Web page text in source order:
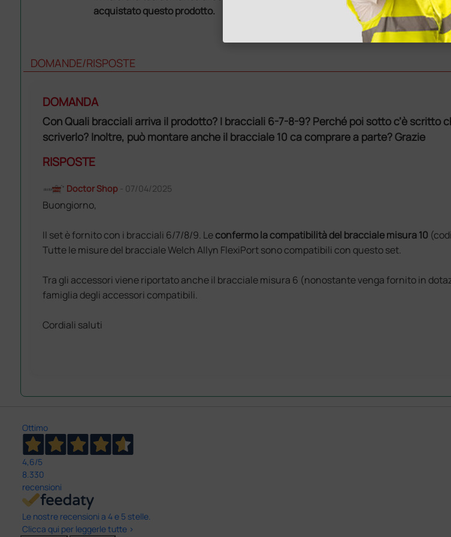
acquistato questo prodotto.
DOMANDE/RISPOSTE
DOMANDA
Con Quali bracciali arriva il prodotto? I bracciali 6-7-8-9? Perché poi sotto c’è
scriverlo? Inoltre, può montare anche il bracciale 10 ca comprare a parte? Grazie
RISPOSTE
Doctor Shop - 07/04/2025
Buongiorno,
Il set è fornito con i bracciali 6/7/8/9. Leconfermo la compatibilità del bracciale misura 10
Tutte le misure del bracciale Welch Allyn FlexiPort sono compatibili con questo set.
Tra gli accessori viene riportato anche il bracciale misura 6 (nonostante venga fornito in
famiglia degli accessori compatibili.
Cordiali saluti
Ottimo
4,6/5
8.330
recensioni
Le nostre recensioni a 4 e 5 stelle.
Clicca qui per leggerle tutte >